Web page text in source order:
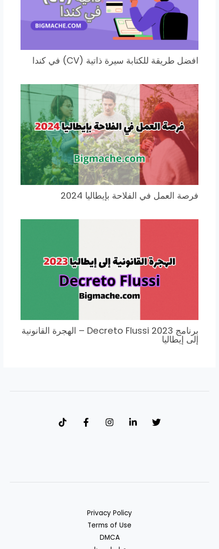
افضل طريقة للكتابة سيرة ذاتية (CV) في كندا
فرصة العمل في الفلاحة بإيطاليا 2024
برنامج Decreto Flussi 2023 – الهجرة القانونية
إلى إيطاليا
Privacy Policy
Terms of Use
DMCA